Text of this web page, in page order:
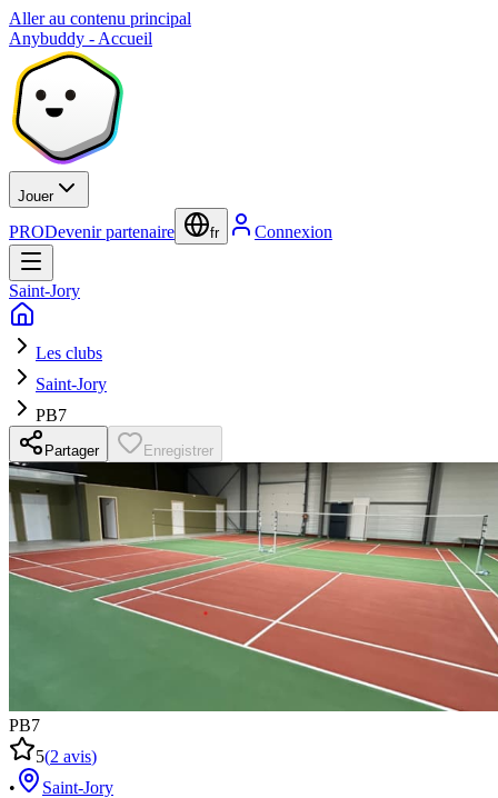
Aller au contenu principal
Anybuddy - Accueil
Jouer
PRODevenir partenaire fr Connexion
Saint-Jory
Les clubs
Saint-Jory
PB7
Partager Enregistrer
PB7
5(2 avis)
•
Saint-Jory